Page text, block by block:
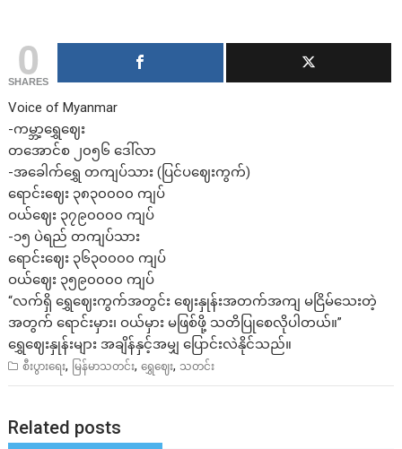
0
SHARES
Voice of Myanmar
-ကမ္ဘာ့ရွှေဈေး
တအောင်စ ၂၀၅၆ ဒေါ်လာ
-အခေါက်ရွှေ တကျပ်သား (ပြင်ပဈေးကွက်)
ရောင်းဈေး ၃၈၃၀၀၀၀ ကျပ်
ဝယ်ဈေး ၃၇၉၀၀၀၀ ကျပ်
-၁၅ ပဲရည် တကျပ်သား
ရောင်းဈေး ၃၆၃၀၀၀၀ ကျပ်
ဝယ်ဈေး ၃၅၉၀၀၀၀ ကျပ်
“လက်ရှိ ရွှေဈေးကွက်အတွင်း ဈေးနှုန်းအတက်အကျ မငြိမ်သေးတဲ့
အတွက် ရောင်းမှား၊ ဝယ်မှား မဖြစ်ဖို့ သတိပြုစေလိုပါတယ်။”
ရွှေဈေးနှုန်းများ အချိန်နှင့်အမျှ ပြောင်းလဲနိုင်သည်။
စီးပွားရေး, မြန်မာသတင်း,ရွှေဈေး, သတင်း
Related posts